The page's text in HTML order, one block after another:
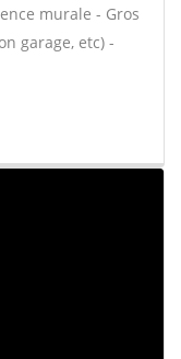
murale - Gros
garage, etc) -